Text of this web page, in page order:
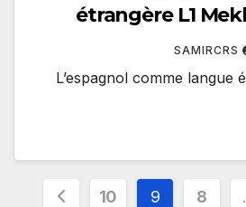
étrangère L1
SAMIRCRS
L’espagnol comme langue
8
9
10